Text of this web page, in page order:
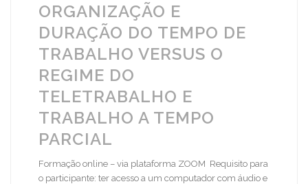
ORGANIZAÇÃO E
DURAÇÃO DO TEMPO DE
TRABALHO VERSUS O
REGIME DO
TELETRABALHO E
TRABALHO A TEMPO
PARCIAL
Formação online – via plataforma ZOOM Requisito para
o participante: ter acesso a um computador com áudio e